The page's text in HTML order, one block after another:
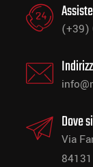
(+39)
Dove
Via